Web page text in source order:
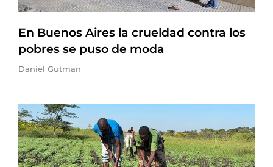
En Buenos Aires la crueldad contra los
pobres se puso de moda
Daniel Gutman